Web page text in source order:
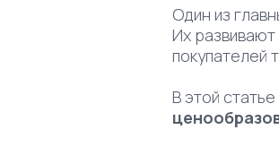
Один из
Их развивают
покупателей
В этой